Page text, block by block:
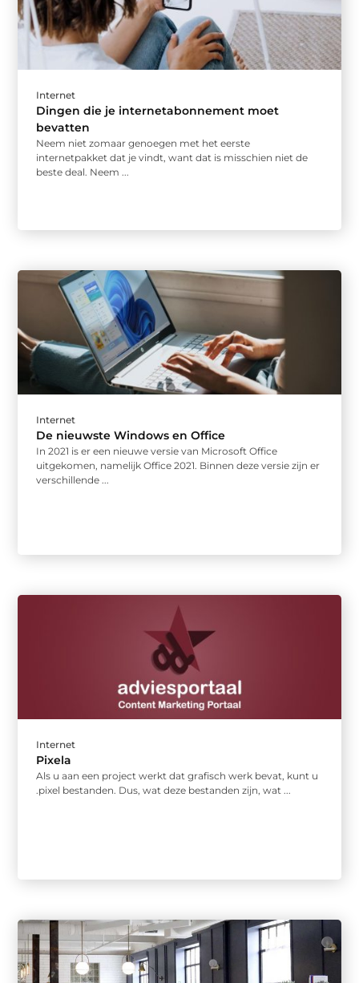
Internet
Dingen die je internetabonnement moet
bevatten
Neem niet zomaar genoegen met het eerste
internetpakket dat je vindt, want dat is misschien niet de
beste deal. Neem ...
Internet
De nieuwste Windows en Office
In 2021 is er een nieuwe versie van Microsoft Office
uitgekomen, namelijk Office 2021. Binnen deze versie zijn er
verschillende ...
Internet
Pixela
Als u aan een project werkt dat grafisch werk bevat, kunt u
.pixel bestanden. Dus, wat deze bestanden zijn, wat ...